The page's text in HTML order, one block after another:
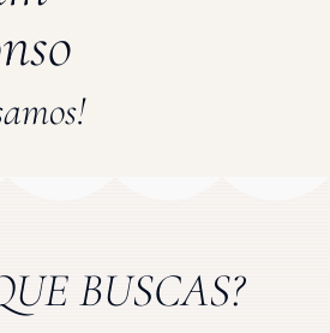
BUSCAS?